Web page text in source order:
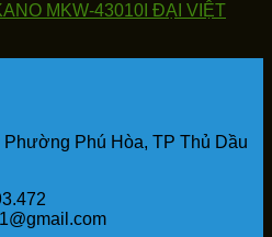
MKW-43010I ĐẠI VIỆT
Phú Hòa, TP Thủ Dầu